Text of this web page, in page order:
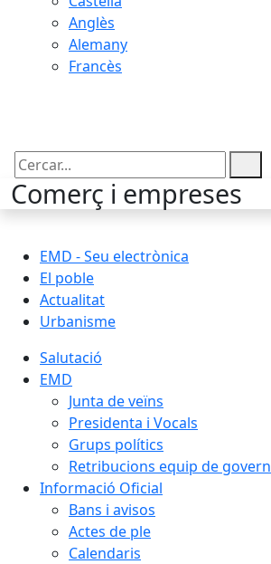
Anglès
Alemany
Francès
Cercar:
Comerç i empreses
EMD - Seu electrònica
El poble
Actualitat
Urbanisme
Salutació
EMD
Junta de veïns
Presidenta i Vocals
Grups polítics
Retribucions equip de govern
Informació Oficial
Bans i avisos
Actes de ple
Calendaris